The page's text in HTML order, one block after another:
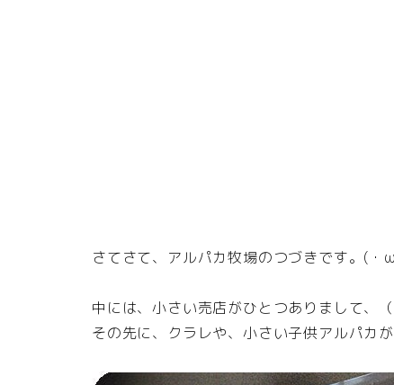
さてさて、アルパカ牧場のつづきです。(
中には、小さい売店がひとつありまして、
その先に、クラレや、小さい子供アルパカが